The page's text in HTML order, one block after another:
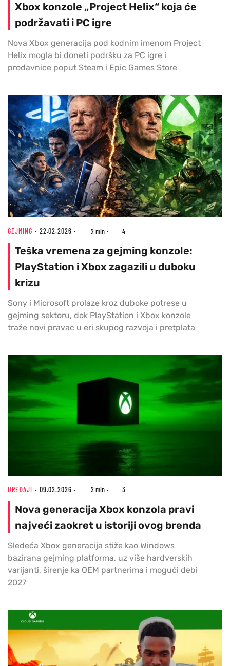
Xbox konzole „Project Helix“ koja će
podržavati i PC igre
Nova Xbox generacija pod kodnim imenom Project
Helix mogla bi doneti podršku za PC igre i
prodavnice poput Steam i Epic Games Store
GEJMING 22.02.2026 2 min 4
Teška vremena za gejming konzole:
PlayStation i Xbox zagazili u duboku
krizu
Sony i Microsoft prolaze kroz duboke potrese u
gejming sektoru, dok PlayStation i Xbox konzole
traže novi pravac u eri skupog razvoja i pretplata
UREĐAJI 09.02.2026 2 min 3
Nova generacija Xbox konzola pravi
najveći zaokret u istoriji ovog brenda
Sledeća Xbox generacija stiže kao Windows
bazirana gejming platforma, uz više hardverskih
varijanti, širenje ka OEM partnerima i mogući debi
2027